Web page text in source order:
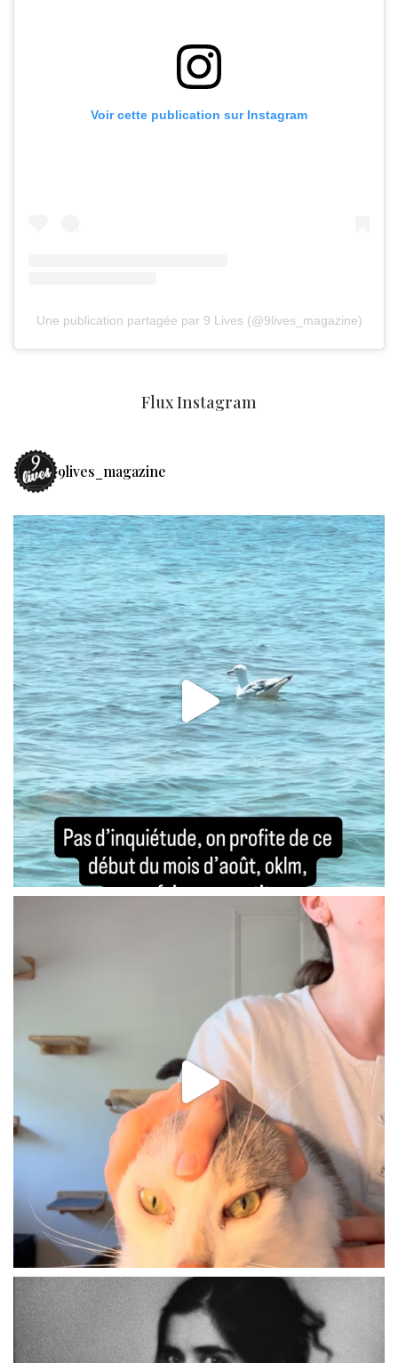
Voir cette publication sur Instagram
Une publication partagée par 9 Lives (@9lives_magazine)
Flux Instagram
9lives_magazine